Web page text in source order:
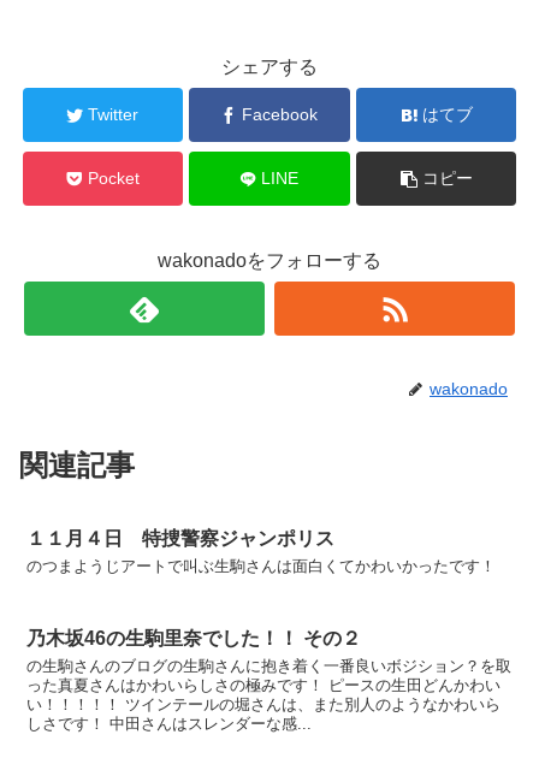
シェアする
Twitter Facebook はてブ
Pocket LINE コピー
wakonadoをフォローする
wakonado
関連記事
１１月４日 特捜警察ジャンポリス
のつまようじアートで叫ぶ生駒さんは面白くてかわいかったです！
乃木坂46の生駒里奈でした！！ その２
の生駒さんのブログの生駒さんに抱き着く一番良いボジション？を取
った真夏さんはかわいらしさの極みです！ ピースの生田どんかわい
い！！！！！ ツインテールの堀さんは、また別人のようなかわいら
しさです！ 中田さんはスレンダーな感...